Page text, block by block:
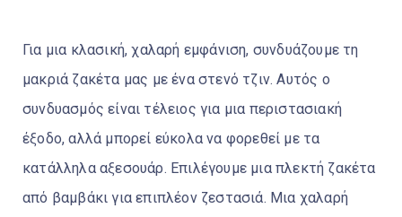
Για μια κλασική, χαλαρή εμφάνιση, συνδυάζουμε τη
μακριά ζακέτα μας με ένα στενό τζιν. Αυτός ο
συνδυασμός είναι τέλειος για μια περιστασιακή
έξοδο, αλλά μπορεί εύκολα να φορεθεί με τα
κατάλληλα αξεσουάρ. Επιλέγουμε μια πλεκτή ζακέτα
από βαμβάκι για επιπλέον ζεστασιά. Μια χαλαρή